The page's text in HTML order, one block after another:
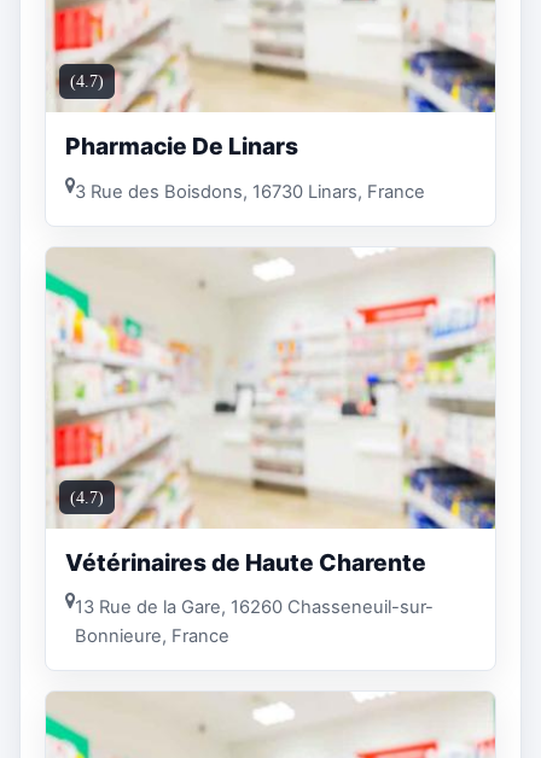
(4.7)
Pharmacie De Linars
3 Rue des Boisdons, 16730 Linars, France
(4.7)
Vétérinaires de Haute Charente
13 Rue de la Gare, 16260 Chasseneuil-sur-
Bonnieure, France